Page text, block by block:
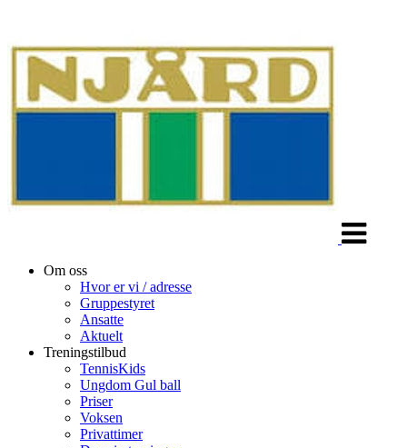
Om oss
Hvor er vi / adresse
Gruppestyret
Ansatte
Aktuelt
Treningstilbud
TennisKids
Ungdom Gul ball
Priser
Voksen
Privattimer